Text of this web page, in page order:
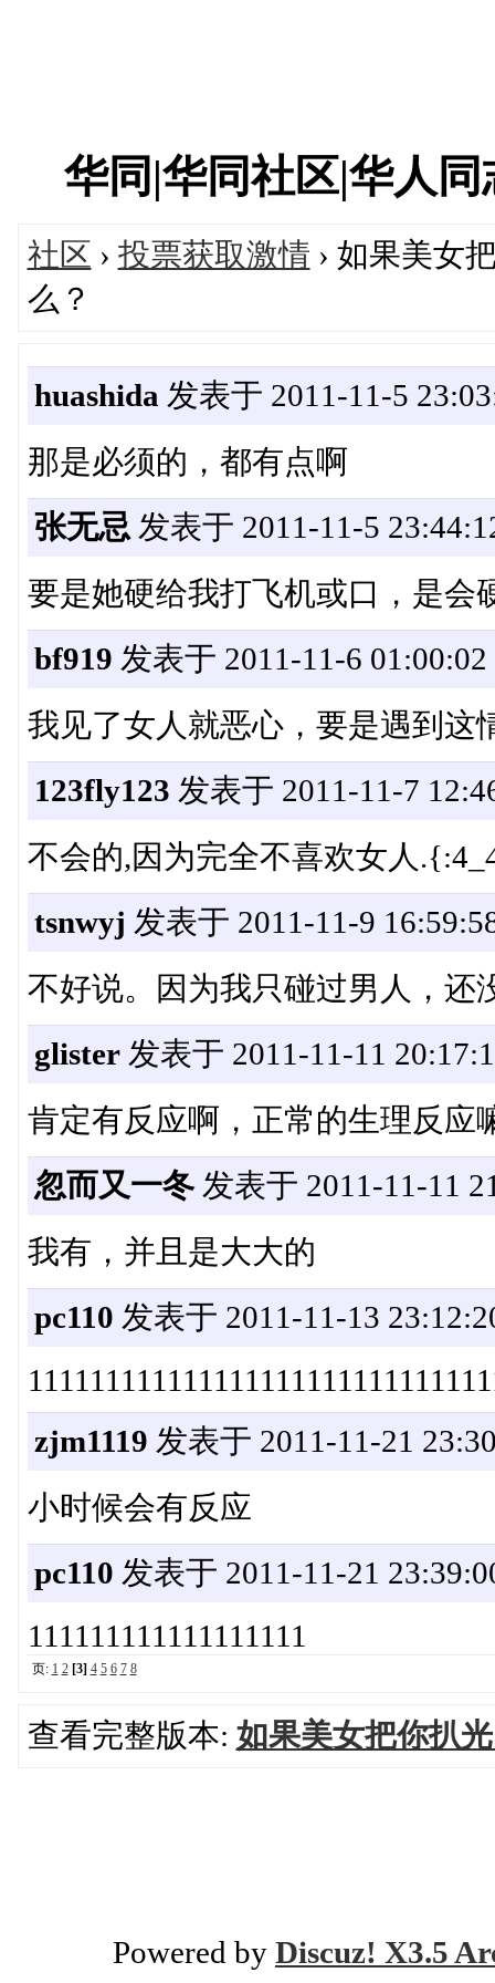
华同|华同社区|华人
社区 › 投票获取激情 › 如果美女
么？
huashida 发表于 2011-11-5
那是必须的，都有点啊
张无忌发表于 2011-11-5
要是她硬给我打飞机或口，是会
bf919 发表于 2011-11-6 01:00:02
我见了女人就恶心，要是遇到这
123fly123 发表于 2011-11-7
不会的,因为完全不喜欢女人
tsnwyj 发表于 2011-11-9
不好说。因为我只碰过男人，还
glister发表于 2011-11-11
肯定有反应啊，正常的生理反应
忽而又一冬发表于 2011-11-11
我有，并且是大大的
pc110 发表于 2011-11-13
zjm1119 发表于 2011-11-21
小时候会有反应
pc110 发表于 2011-11-21
111111111111111111
页: 1 2 [3] 4 5 6 7 8
查看完整版本: 如果美女把你扒
Powered by Discuz! X3.5